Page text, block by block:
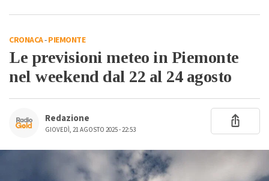
CRONACA-PIEMONTE
Le previsioni meteo in Piemonte
nel weekend dal 22 al 24 agosto
Redazione
GIOVEDÌ, 21 AGOSTO 2025 - 22:53